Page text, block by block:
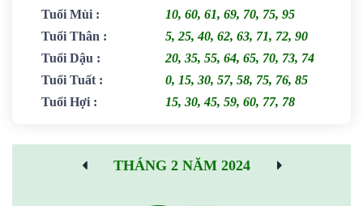
Tuổi Mùi :
10, 60, 61, 69, 70, 75, 95
Tuổi Thân :
5, 25, 40, 62, 63, 71, 72, 90
Tuổi Dậu :
20, 35, 55, 64, 65, 70, 73, 74
Tuổi Tuất :
0, 15, 30, 57, 58, 75, 76, 85
Tuổi Hợi : 15, 30, 45, 59, 60, 77, 78
THÁNG 2 NĂM 2024